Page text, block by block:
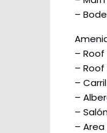
–
–
– Roof
–
–
–
–